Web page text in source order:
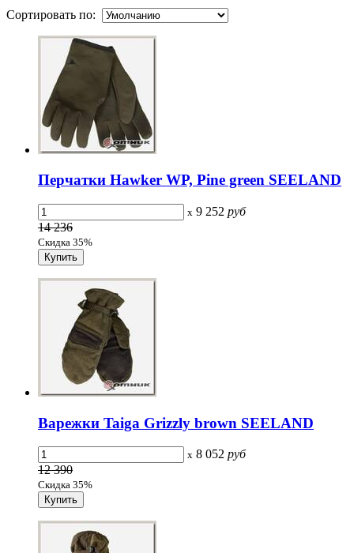
Сортировать по:
Перчатки Hawker WP, Pine green SEELAND
x 9 252 руб
14 236
Скидка 35%
Варежки Taiga Grizzly brown SEELAND
x 8 052 руб
12 390
Скидка 35%